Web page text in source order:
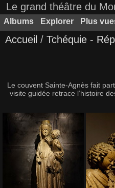
Le grand théâtre du
Albums Explorer Plus
Accueil / Tchéquie -
Le couvent Sainte-Agnès fait
visite guidée retrace l’histoire